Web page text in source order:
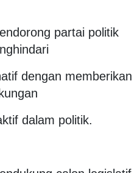
partai politik
dengan memberikan
dalam politik.